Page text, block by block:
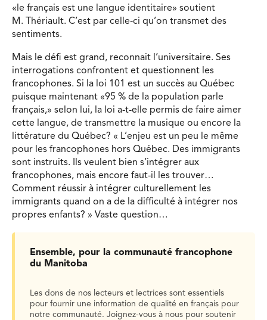
«le français est une langue identitaire» soutient
M. Thériault. C’est par celle-ci qu’on transmet des
sentiments.
Mais le défi est grand, reconnait l’universitaire. Ses
interrogations confrontent et questionnent les
francophones. Si la loi 101 est un succès au Québec
puisque maintenant «95 % de la population parle
français,» selon lui, la loi a-t-elle permis de faire aimer
cette langue, de transmettre la musique ou encore la
littérature du Québec? « L’enjeu est un peu le même
pour les francophones hors Québec. Des immigrants
sont instruits. Ils veulent bien s’intégrer aux
francophones, mais encore faut-il les trouver…
Comment réussir à intégrer culturellement les
immigrants quand on a de la difficulté à intégrer nos
propres enfants? » Vaste question…
Ensemble, pour la communauté francophone
du Manitoba
Les dons de nos lecteurs et lectrices sont essentiels
pour fournir une information de qualité en français pour
notre communauté. Joignez-vous à nous pour soutenir